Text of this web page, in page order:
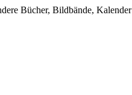
Bücher, Bildbände,